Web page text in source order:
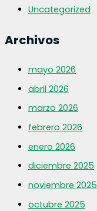
Uncategorized
Archivos
mayo 2026
abril 2026
marzo 2026
febrero 2026
enero 2026
diciembre 2025
noviembre 2025
octubre 2025